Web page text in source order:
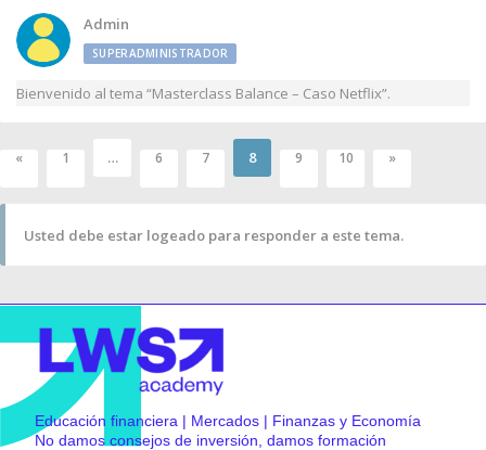
Admin
SUPERADMINISTRADOR
Bienvenido al tema “Masterclass Balance – Caso Netflix”.
« 1 … 6 7 8 9 10 »
Usted debe estar logeado para responder a este tema.
Educación financiera | Mercados | Finanzas y Economía
No damos consejos de inversión, damos formación